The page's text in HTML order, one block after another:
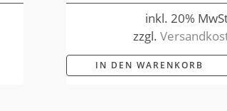
inkl. 20%
zzgl.
IN DEN WARENKORB